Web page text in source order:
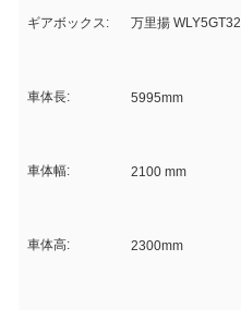
ギアボックス: 万里揚 WLY5GT32
車体長: 5995mm
車体幅: 2100 mm
車体高: 2300mm